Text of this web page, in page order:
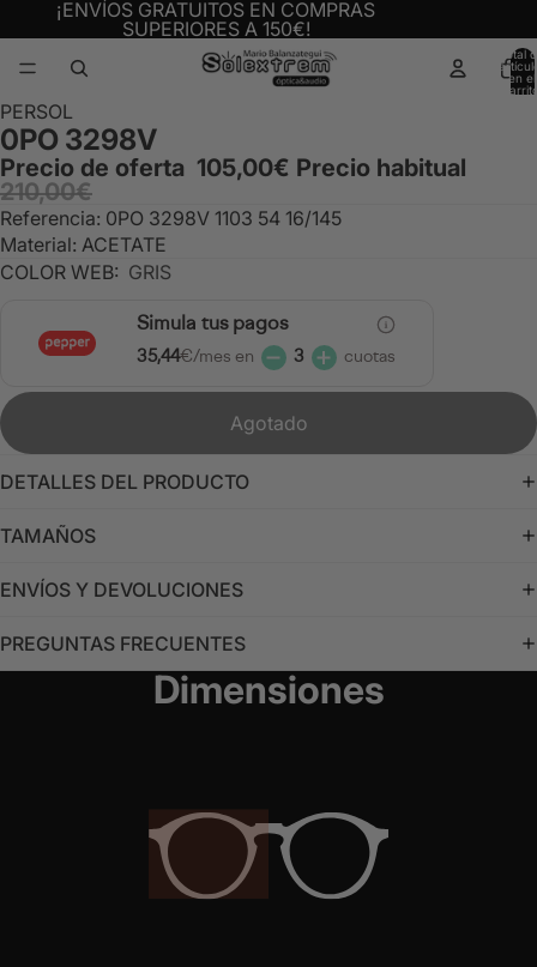
¡ENVÍOS GRATUITOS EN COMPRAS
SUPERIORES A 150€!
Total
en el
Abrir
imagen
a
pantalla
completa
PERSOL
0PO 3298V
Precio de oferta 105,00€ Precio habitual
210,00€
Referencia: 0PO 3298V 1103 54 16/145
Material: ACETATE
COLOR WEB: GRIS
Simula tus pagos
35,44€/mes en 3 cuotas
Agotado
DETALLES DEL PRODUCTO
TAMAÑOS
ENVÍOS Y DEVOLUCIONES
PREGUNTAS FRECUENTES
Dimensiones